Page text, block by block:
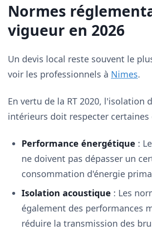
Normes
vigueur en 2026
Un devis local reste souvent le
voir les professionnels à Nimes.
En vertu de la RT 2020, l'isolation
intérieurs doit respecter certaines
Performance énergétique :
ne doivent pas dépasser un
consommation d'énergie
Isolation acoustique : Les
également des performances
réduire la transmission des